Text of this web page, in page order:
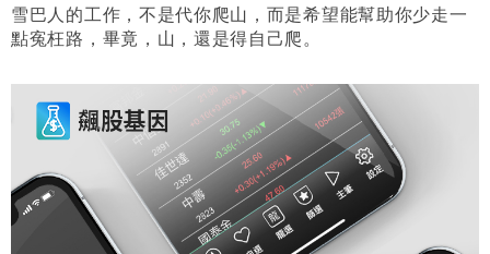
雪巴人的工作，不是代你爬山，而是希望能幫助你少走一
點寃枉路，畢竟，山，還是得自己爬。